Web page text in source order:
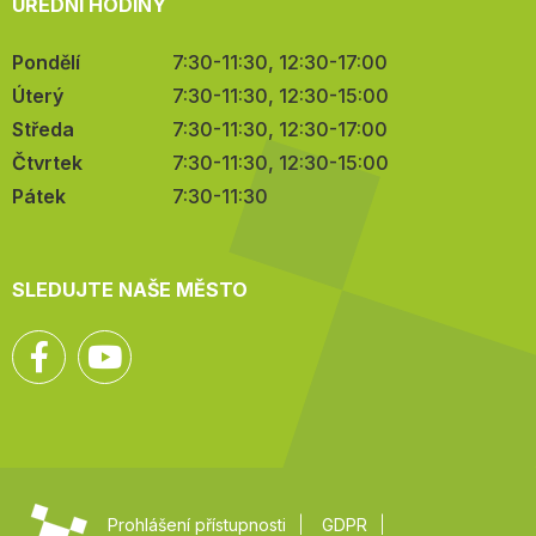
ÚŘEDNÍ HODINY
Pondělí
7:30-11:30, 12:30-17:00
Úterý
7:30-11:30, 12:30-15:00
Středa
7:30-11:30, 12:30-17:00
Čtvrtek
7:30-11:30, 12:30-15:00
Pátek
7:30-11:30
SLEDUJTE NAŠE MĚSTO
Facebook
Prohlášení přístupnosti GDPR